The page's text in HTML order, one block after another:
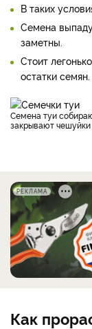
В таких
Семена
заметны.
Стоит
остатки семян.
Семена туи собирают, когда шишки становятся коричневыми,
закрывают чешуйки
РЕКЛАМА
Как